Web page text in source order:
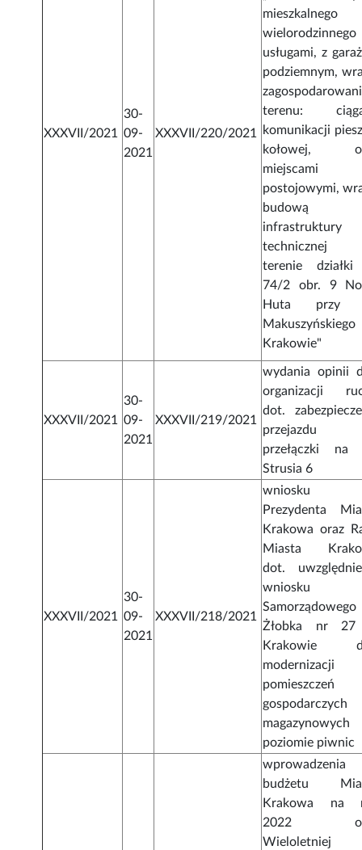
XXXVII/2021
30-
09-
2021
XXXVII/220/2021
mieszkalnego
usługami, z
podziemnym,
terenu:
komunikacji
kołowej,
miejscami
postojowymi,
budową
infrastruktury
technicznej
terenie
74/2 obr. 9
Huta przy
Krakowie"
XXXVII/2021
30-
09-
2021
XXXVII/219/2021
wydania opinii
organizacji
dot.
przełączki na
Strusia 6
XXXVII/2021
30-
09-
2021
XXXVII/218/2021
wniosku
Prezydenta
Krakowa oraz
Miasta
dot.
wniosku
Samorządowego
Żłobka nr
Krakowie
modernizacji
pomieszczeń
poziomie piwnic
wprowadzenia
budżetu
Krakowa na
2022
Wieloletniej